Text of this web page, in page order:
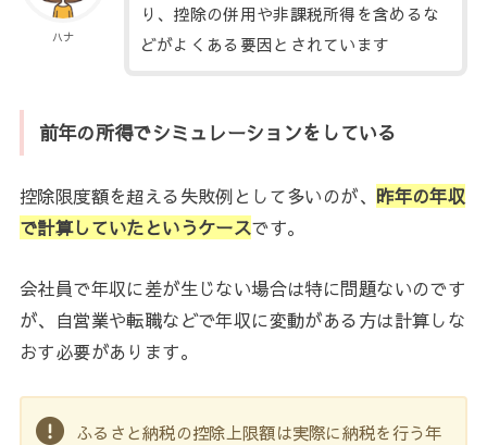
ハナ
り、控除の併用や非課税所得を含めるな
どがよくある要因とされています
前年の所得でシミュレーションをしている
控除限度額を超える失敗例として多いのが、 昨年の年収
で計算していたというケースです。
会社員で年収に差が生じない場合は特に問題ないのです
が、自営業や転職などで年収に変動がある方は計算しな
おす必要があります。
ふるさと納税の控除上限額は実際に納税を行う年